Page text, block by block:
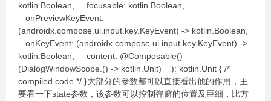
kotlin.Boolean, focusable: kotlin.Boolean,
onPreviewKeyEvent:
(androidx.compose.ui.input.key.KeyEvent) -> kotlin.Boolean,
onKeyEvent: (androidx.compose.ui.input.key.KeyEvent) ->
kotlin.Boolean, content: @Composable()
(DialogWindowScope.() -> kotlin.Unit) ): kotlin.Unit { /*
compiled code */ }大部分的参数都可以直接看出他的作用，主
要看一下state参数，该参数可以控制弹窗的位置及巨细，比方